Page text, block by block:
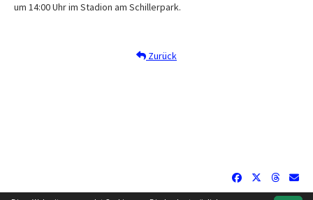
um 14:00 Uhr im Stadion am Schillerpark.
Zurück